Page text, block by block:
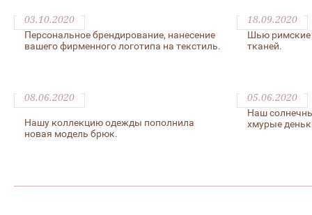
03.10.2020
Персональное брендирование, нанесение
вашего фирменного логотипа на текстиль.
18.09.2020
Шью римские
тканей.
08.06.2020
Нашу коллекцию одежды пополнила
новая модель брюк.
05.06.2020
Наш
хмурые